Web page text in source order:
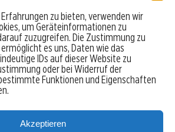
zu bieten, verwenden wir
um Geräteinformationen zu
zuzugreifen. Die Zustimmung zu
es uns, Daten wie das
IDs auf dieser Website zu
oder bei Widerruf der
Funktionen und Eigenschaften
Akzeptieren